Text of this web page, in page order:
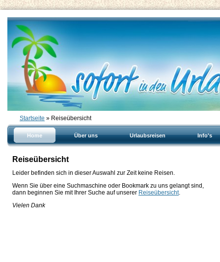
Startseite » Reiseübersicht
Home Über uns Urlaubsreisen Info's
Reiseübersicht
Leider befinden sich in dieser Auswahl zur Zeit keine Reisen.
Wenn Sie über eine Suchmaschine oder Bookmark zu uns gelangt sind,
dann beginnen Sie mit Ihrer Suche auf unserer Reiseübersicht.
Vielen Dank